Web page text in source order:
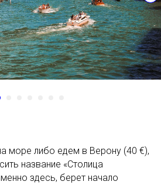
море либо едем в Верону (40 €),
название «Столица
здесь, берет начало